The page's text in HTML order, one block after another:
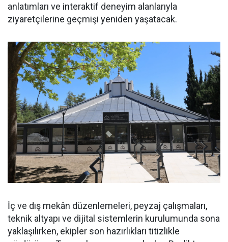
anlatımları ve interaktif deneyim alanlarıyla
ziyaretçilerine geçmişi yeniden yaşatacak.
İç ve dış mekân düzenlemeleri, peyzaj çalışmaları,
teknik altyapı ve dijital sistemlerin kurulumunda sona
yaklaşılırken, ekipler son hazırlıkları titizlikle